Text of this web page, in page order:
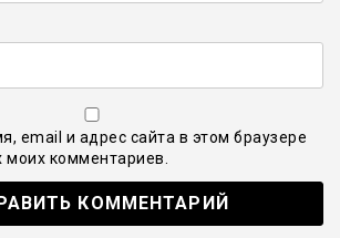
email и адрес сайта в этом браузере
комментариев.